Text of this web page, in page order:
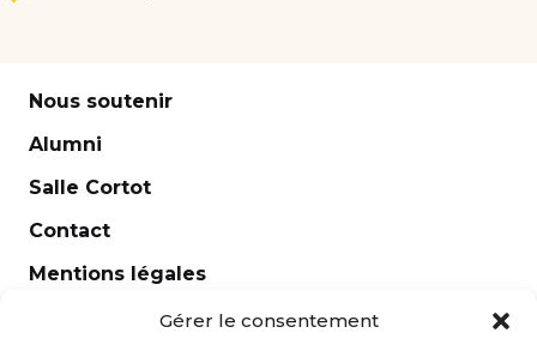
Gérer le consentement
Nous soutenir
Alumni
Salle Cortot
Contact
Mentions légales